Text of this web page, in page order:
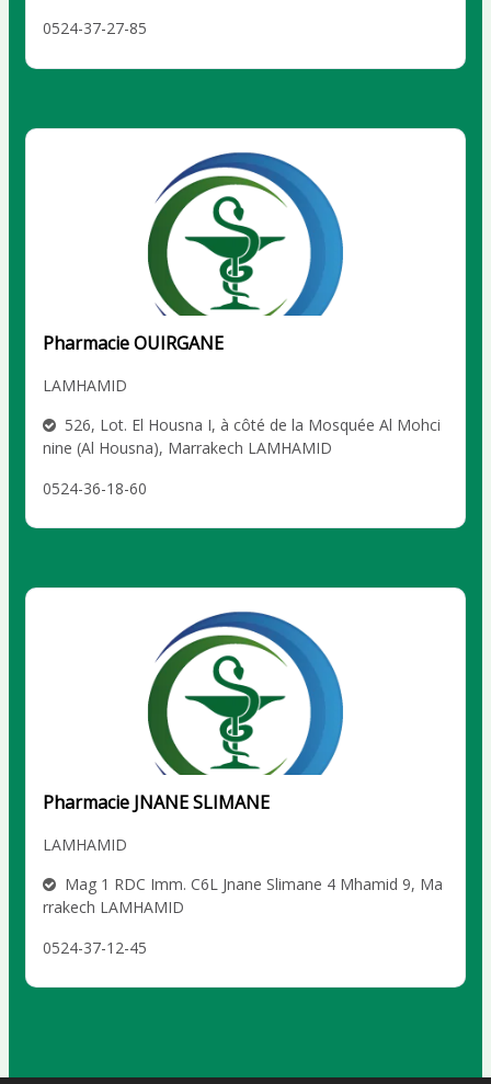
0524-37-27-85
Pharmacie OUIRGANE
LAMHAMID
526, Lot. El Housna I, à côté de la Mosquée Al Mohci
nine (Al Housna), Marrakech LAMHAMID
0524-36-18-60
Pharmacie JNANE SLIMANE
LAMHAMID
Mag 1 RDC Imm. C6L Jnane Slimane 4 Mhamid 9, Ma
rrakech LAMHAMID
0524-37-12-45